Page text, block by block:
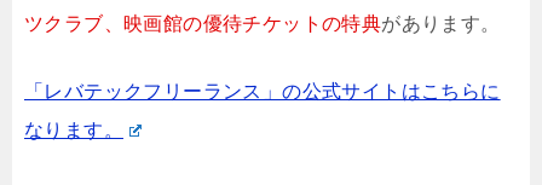
ツクラブ、映画館の優待チケットの特典があります。
「レバテックフリーランス」の公式サイトはこちらに
なります。